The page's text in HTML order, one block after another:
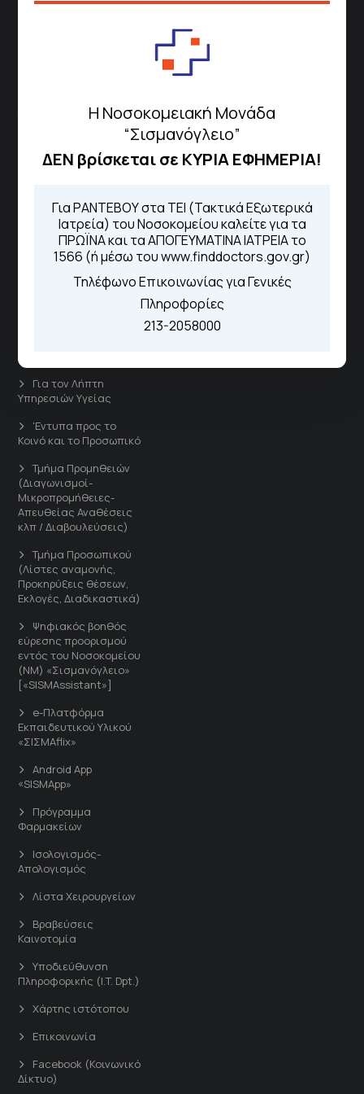
Η Νοσοκομειακή Μονάδα
“Σισμανόγλειο”
ΔΕΝ βρίσκεται σε ΚΥΡΙΑ ΕΦΗΜΕΡΙΑ!
Για ΡΑΝΤΕΒΟΥ στα ΤΕΙ (Τακτικά Εξωτερικά
Ιατρεία) του Νοσοκομείου καλείτε για τα
ΠΡΩΪΝΑ και τα ΑΠΟΓΕΥΜΑΤΙΝΑ ΙΑΤΡΕΙΑ το
1566 (ή μέσω του www.finddoctors.gov.gr)
Τηλέφωνο Επικοινωνίας για Γενικές
Πληροφορίες
213-2058000
App"
ΓΝΑ Νοσοκομείο Σισμανόγλειο - Αμαλία Φλέμιγκ
Το Σισμανόγλειο συνεργάζεται με άλλα νοσηλευτικά
ιδρύματα και μονάδες υγείας στα πλαίσια εφαρμογής
ειδικών προγραμμάτων βελτίωσης της ποιότητας
Διασυνδεόμενα Νοσοκομεία
Γενικό Νοσοκομείο
Μελισσίων “Άμαλία Φλέμιγκ”
Γενικό Νοσοκομείο Παίδων
Για τον Λήπτη
Υπηρεσιών Υγείας
'Εντυπα προς το
Κοινό και το Προσωπικό
Τμήμα Προμηθειών
(Διαγωνισμοί-
Μικροπρομήθειες-
Απευθείας Αναθέσεις
κλπ / Διαβουλεύσεις)
Τμήμα Προσωπικού
(Λίστες αναμονής,
Προκηρύξεις θέσεων,
Εκλογές, Διαδικαστικά)
Ψηφιακός βοηθός
εύρεσης προορισμού
εντός του Νοσοκομείου
(ΝΜ) «Σισμανόγλειο»
[«SISMAssistant»]
e-Πλατφόρμα
Εκπαιδευτικού Υλικού
«ΣΙΣΜΑflix»
Android App
«SISMApp»
Πρόγραμμα
Φαρμακείων
Ισολογισμός-
Απολογισμός
Λίστα Χειρουργείων
Βραβεύσεις
Καινοτομία
Υποδιεύθυνση
Πληροφορικής (I.T. Dpt.)
Χάρτης ιστότοπου
Επικοινωνία
Facebook (Κοινωνικό
Δίκτυο)